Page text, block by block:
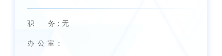
职 务： 无
办 公 室：